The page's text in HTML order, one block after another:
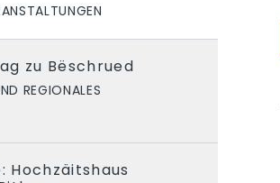
zu Bëschrued
REGIONALES
Hochzäitshaus